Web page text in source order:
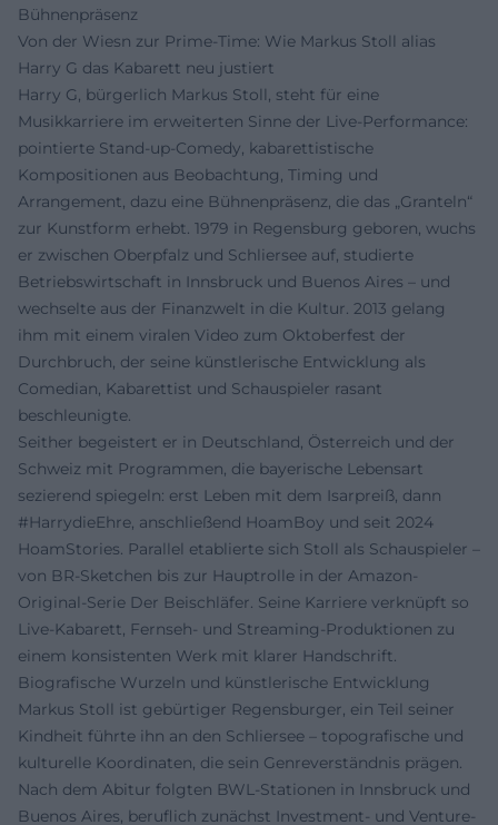
Bühnenpräsenz
Von der Wiesn zur Prime-Time: Wie Markus Stoll alias
Harry G das Kabarett neu justiert
Harry G, bürgerlich Markus Stoll, steht für eine
Musikkarriere im erweiterten Sinne der Live-Performance:
pointierte Stand-up-Comedy, kabarettistische
Kompositionen aus Beobachtung, Timing und
Arrangement, dazu eine Bühnenpräsenz, die das „Granteln“
zur Kunstform erhebt. 1979 in Regensburg geboren, wuchs
er zwischen Oberpfalz und Schliersee auf, studierte
Betriebswirtschaft in Innsbruck und Buenos Aires – und
wechselte aus der Finanzwelt in die Kultur. 2013 gelang
ihm mit einem viralen Video zum Oktoberfest der
Durchbruch, der seine künstlerische Entwicklung als
Comedian, Kabarettist und Schauspieler rasant
beschleunigte.
Seither begeistert er in Deutschland, Österreich und der
Schweiz mit Programmen, die bayerische Lebensart
sezierend spiegeln: erst Leben mit dem Isarpreiß, dann
#HarrydieEhre, anschließend HoamBoy und seit 2024
HoamStories. Parallel etablierte sich Stoll als Schauspieler –
von BR-Sketchen bis zur Hauptrolle in der Amazon-
Original-Serie Der Beischläfer. Seine Karriere verknüpft so
Live-Kabarett, Fernseh- und Streaming-Produktionen zu
einem konsistenten Werk mit klarer Handschrift.
Biografische Wurzeln und künstlerische Entwicklung
Markus Stoll ist gebürtiger Regensburger, ein Teil seiner
Kindheit führte ihn an den Schliersee – topografische und
kulturelle Koordinaten, die sein Genreverständnis prägen.
Nach dem Abitur folgten BWL-Stationen in Innsbruck und
Buenos Aires, beruflich zunächst Investment- und Venture-